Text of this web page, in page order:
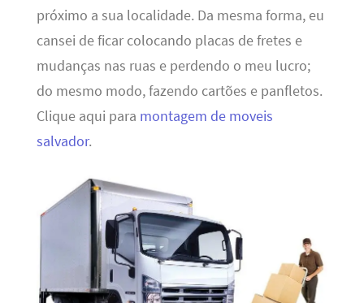
próximo a sua localidade. Da mesma forma, eu
cansei de ficar colocando placas de fretes e
mudanças nas ruas e perdendo o meu lucro;
do mesmo modo, fazendo cartões e panfletos.
Clique aqui para montagem de moveis
salvador.